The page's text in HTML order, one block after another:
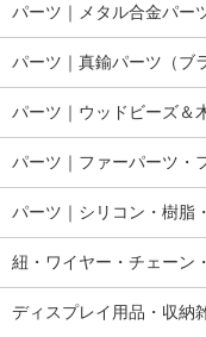
パーツ｜メタル合金パー
パーツ｜真鍮パーツ（ブ
パーツ｜ウッドビーズ＆
パーツ｜ファーパーツ・
パーツ｜シリコン・樹脂
紐・ワイヤー・チェーン
ディスプレイ用品・収納